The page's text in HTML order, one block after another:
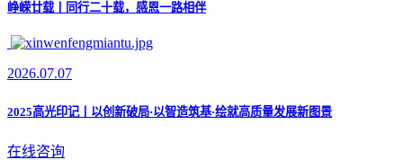
峥嵘廿载丨同行二十载，感恩一路相伴
2026.07.07
2025高光印记丨以创新破局·以智造筑基·绘就高质量发展新图景
在线咨询